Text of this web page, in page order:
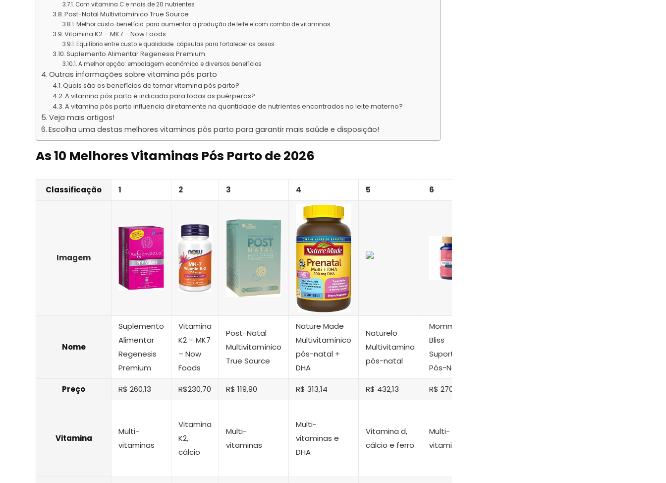
Com vitamina C e mais de 20 nutrientes
Post-Natal Multivitamínico True Source
Melhor custo-benefício: para aumentar a produção de leite e com combo de vitaminas
Vitamina K2 – MK7 – Now Foods
Equilíbrio entre custo e qualidade: cápsulas para fortalecer os ossos
Suplemento Alimentar Regenesis Premium
A melhor opção: embalagem econômica e diversos benefícios
Outras informações sobre vitamina pós parto
Quais são os benefícios de tomar vitamina pós parto?
A vitamina pós parto é indicada para todas as puérperas?
A vitamina pós parto influencia diretamente na quantidade de nutrientes encontrados no leite materno?
Veja mais artigos!
Escolha uma destas melhores vitaminas pós parto para garantir mais saúde e disposição!
As 10 Melhores Vitaminas Pós Parto de 2026
Classificação 1 2 3 4 5 6
Imagem
Nome
Suplemento
Alimentar
Regenesis
Premium
Vitamina
K2 – MK7
– Now
Foods
Post-Natal
Multivitamínico
True Source
Nature Made
Multivitamínico
pós-natal +
DHA
Naturelo
Multivitamina
pós-natal
Mommys
Bliss
Suporte
Pós-Natal
Preço R$ 260,13 R$230,70 R$ 119,90 R$ 313,14 R$ 432,13 R$ 270,82
Vitamina
Multi-
vitaminas
Vitamina
K2,
cálcio
Multi-
vitaminas
Multi-
vitaminas e
DHA
Vitamina d,
cálcio e ferro
Multi-
vitaminas